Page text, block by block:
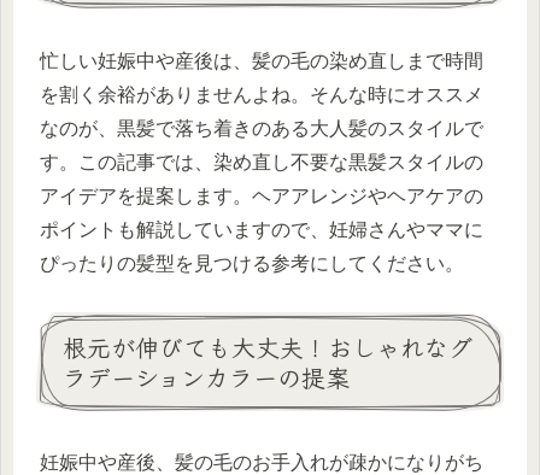
忙しい妊娠中や産後は、髪の毛の染め直しまで時間
を割く余裕がありませんよね。そんな時にオススメ
なのが、黒髪で落ち着きのある大人髪のスタイルで
す。この記事では、染め直し不要な黒髪スタイルの
アイデアを提案します。ヘアアレンジやヘアケアの
ポイントも解説していますので、妊婦さんやママに
ぴったりの髪型を見つける参考にしてください。
根元が伸びても大丈夫！おしゃれなグ
ラデーションカラーの提案
妊娠中や産後、髪の毛のお手入れが疎かになりがち